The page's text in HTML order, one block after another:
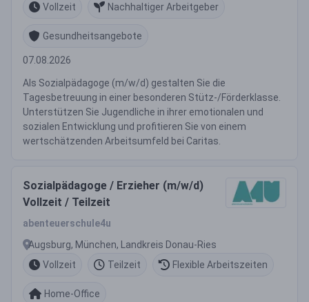
Vollzeit
Nachhaltiger Arbeitgeber
Gesundheitsangebote
07.08.2026
Als Sozialpädagoge (m/w/d) gestalten Sie die
Tagesbetreuung in einer besonderen Stütz-/Förderklasse.
Unterstützen Sie Jugendliche in ihrer emotionalen und
sozialen Entwicklung und profitieren Sie von einem
wertschätzenden Arbeitsumfeld bei Caritas.
Sozialpädagoge / Erzieher (m/w/d)
Vollzeit / Teilzeit
abenteuerschule4u
Augsburg, München, Landkreis Donau-Ries
Vollzeit
Teilzeit Flexible Arbeitszeiten
Home-Office